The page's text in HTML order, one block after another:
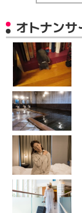
オトナン